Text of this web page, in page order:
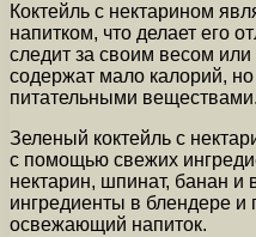
Коктейль с нектарином
напитком, что делает его
следит за своим весом или
содержат мало калорий,
питательными веществами.
Зеленый коктейль с
с помощью свежих
нектарин, шпинат, банан
ингредиенты в блендере и
освежающий напиток.